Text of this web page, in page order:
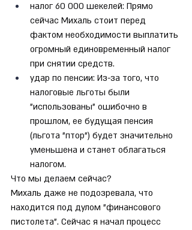
налог 60 000 шекелей: Прямо
сейчас Михаль стоит перед
фактом необходимости выплатить
огромный единовременный налог
при снятии средств.
удар по пенсии: Из-за того, что
налоговые льготы были
"использованы" ошибочно в
прошлом, ее будущая пенсия
(льгота "птор") будет значительно
уменьшена и станет облагаться
налогом.
Что мы делаем сейчас?
Михаль даже не подозревала, что
находится под дулом "финансового
пистолета". Сейчас я начал процесс